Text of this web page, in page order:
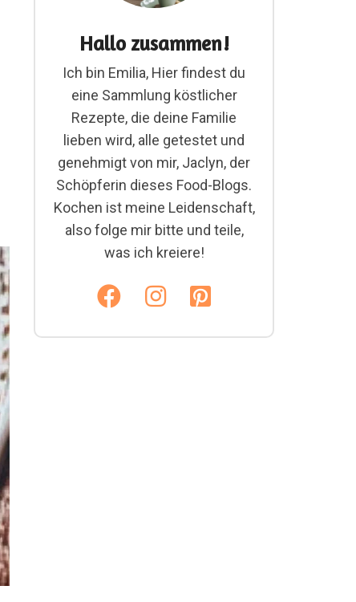
Hallo zusammen!
Ich bin Emilia, Hier findest du
eine Sammlung köstlicher
Rezepte, die deine Familie
lieben wird, alle getestet und
genehmigt von mir, Jaclyn, der
Schöpferin dieses Food-Blogs.
Kochen ist meine Leidenschaft,
also folge mir bitte und teile,
was ich kreiere!